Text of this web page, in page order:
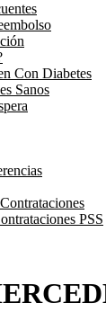
Con Diabetes
Sanos
PSS